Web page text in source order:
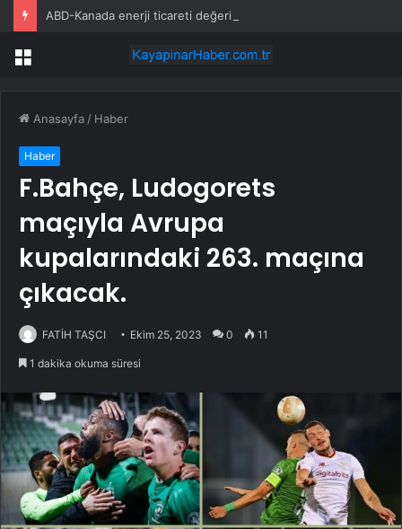
Menü
Anasayfa / Haber
Haber
F.Bahçe, Ludogorets
maçıyla Avrupa
kupalarındaki 263. maçına
çıkacak.
FATİH TAŞCI Ekim 25, 2023 0 11
1 dakika okuma süresi